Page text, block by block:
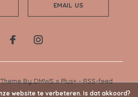
EMAIL US
ByDMWSxPlus+-RSS-feed
website te verbeteren. Is dat akkoord?